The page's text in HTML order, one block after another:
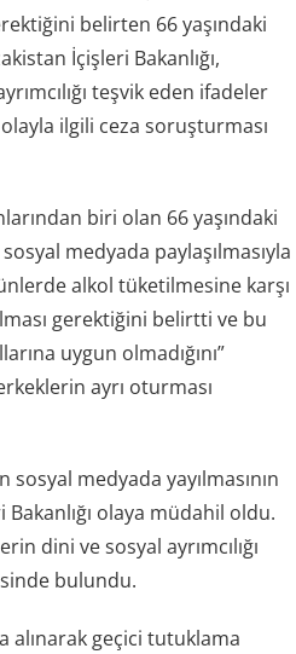
belirten 66 yaşındaki
İçişleri Bakanlığı,
teşvik eden ifadeler
ilgili ceza soruşturması
biri olan 66 yaşındaki
medyada paylaşılmasıyla
alkol tüketilmesine karşı
gerektiğini belirtti ve bu
uygun olmadığını”
ayrı oturması
medyada yayılmasının
olaya müdahil oldu.
dini ve sosyal ayrımcılığı
bulundu.
alınarak geçici tutuklama